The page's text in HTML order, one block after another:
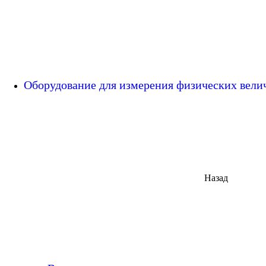
Оборудование для измерения физических
Назад